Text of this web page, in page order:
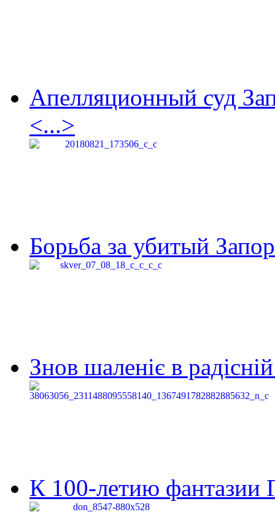
Апелляционный суд
<...>
Борьба за убитый
Знов шаленіє в
К 100-летию фантазии